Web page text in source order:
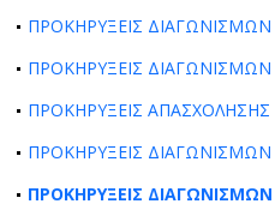
ΠΡΟΚΗΡΥΞΕΙΣ ΔΙΑΓΩΝΙΣΜΩΝ
ΠΡΟΚΗΡΥΞΕΙΣ ΔΙΑΓΩΝΙΣΜΩΝ
ΠΡΟΚΗΡΥΞΕΙΣ ΑΠΑΣΧΟΛΗΣΗΣ
ΠΡΟΚΗΡΥΞΕΙΣ ΔΙΑΓΩΝΙΣΜΩΝ
ΠΡΟΚΗΡΥΞΕΙΣ